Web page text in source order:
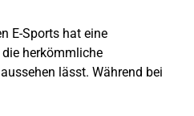
E-Sports hat eine
herkömmliche
lässt. Während bei